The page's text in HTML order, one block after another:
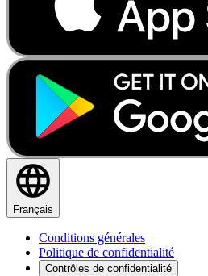
Français
Conditions générales
Politique de confidentialité
Contrôles de confidentialité